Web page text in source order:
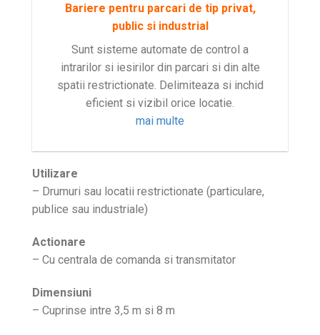
Bariere pentru parcari de tip privat,
public si industrial
Sunt sisteme automate de control a
intrarilor si iesirilor din parcari si din alte
spatii restrictionate. Delimiteaza si inchid
eficient si vizibil orice locatie.
mai multe
Utilizare
– Drumuri sau locatii restrictionate (particulare,
publice sau industriale)
Actionare
– Cu centrala de comanda si transmitator
Dimensiuni
– Cuprinse intre 3,5 m si 8 m